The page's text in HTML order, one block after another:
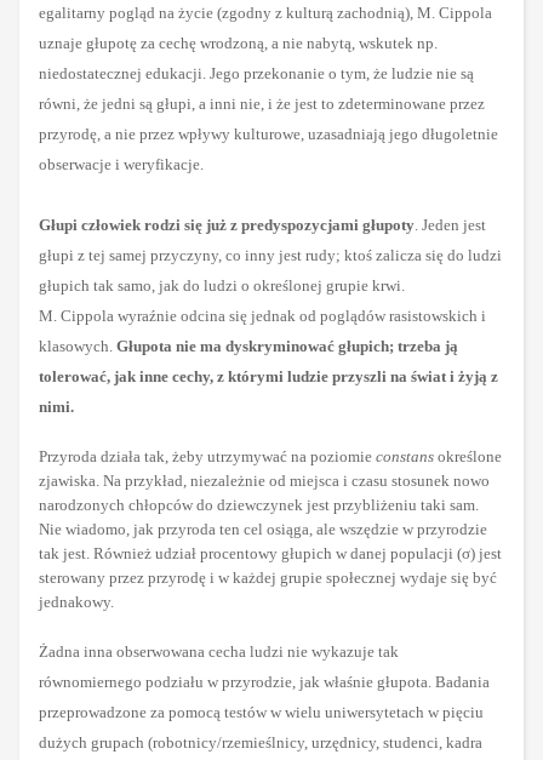
egalitarny pogląd na życie (zgodny z kulturą zachodnią), M. Cippola
uznaje głupotę za cechę wrodzoną, a nie nabytą, wskutek np.
niedostatecznej edukacji. Jego przekonanie o tym, że ludzie nie są
równi, że jedni są głupi, a inni nie, i że jest to zdeterminowane przez
przyrodę, a nie przez wpływy kulturowe, uzasadniają jego długoletnie
obserwacje i weryfikacje.
Głupi człowiek rodzi się już z predyspozycjami głupoty . Jeden jest
głupi z tej samej przyczyny, co inny jest rudy; ktoś zalicza się do ludzi
głupich tak samo, jak do ludzi o określonej grupie krwi.
M. Cippola wyraźnie odcina się jednak od poglądów rasistowskich i
klasowych. Głupota nie ma dyskryminować głupich; trzeba ją
tolerować, jak inne cechy, z którymi ludzie przyszli na świat i żyją z
nimi.
Przyroda działa tak, żeby utrzymywać na poziomie constans określone
zjawiska. Na przykład, niezależnie od miejsca i czasu stosunek nowo
narodzonych chłopców do dziewczynek jest przybliżeniu taki sam.
Nie wiadomo, jak przyroda ten cel osiąga, ale wszędzie w przyrodzie
tak jest. Również udział procentowy głupich w danej populacji (σ) jest
sterowany przez przyrodę i w każdej grupie społecznej wydaje się być
jednakowy.
Żadna inna obserwowana cecha ludzi nie wykazuje tak
równomiernego podziału w przyrodzie, jak właśnie głupota. Badania
przeprowadzone za pomocą testów w wielu uniwersytetach w pięciu
dużych grupach (robotnicy/rzemieślnicy, urzędnicy, studenci, kadra